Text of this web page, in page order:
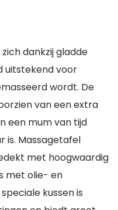
dankzij gladde
uitstekend voor
wordt. De
van een extra
een mum van tijd
is. Massagetafel
met hoogwaardig
met olie- en
kussen is